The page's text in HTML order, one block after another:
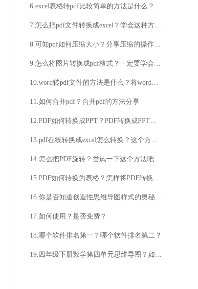
6.excel表格转pdf比较简单的方法是什么？这才是excel转pdf的简单方法
7.怎么把pdf文件转换成excel？学会这种方法就可以了
8.可知pdf如何压缩大小？分享压缩的操作步骤
9.怎么将图片转换成pdf格式？一定要学会的图片转pdf方法
10.word转pdf文件的方法是什么？将word转换为pdf文件的详细步骤
11.如何合并pdf？合并pdf的方法分享
12.PDF如何转换成PPT？PDF转换成PPT需注意什么？
13.pdf在线转换成excel怎么转换？这个方法超简单！
14.怎么把PDF旋转？尝试一下这个方法吧
15.PDF如何转换为表格？怎样将PDF转换为表格？
16.你是否知道创造性思维导图样式的奥秘？为什么创造性思维导图样式如此重要？
17.如何使用？是否免费？
18.哪个软件排名第一？哪个软件排名第二？
19.四年级下册数学第四单元思维导图？如何制作思维导图？